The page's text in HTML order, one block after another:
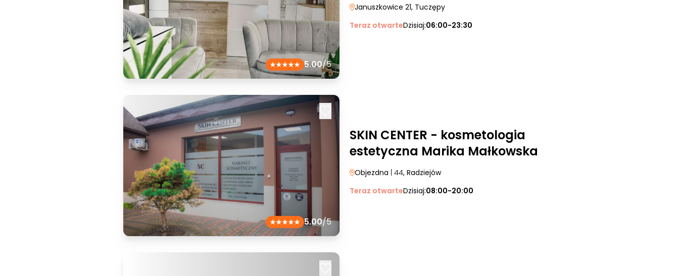
5.00/5
Januszkowice 21, Tuczępy
Teraz otwarteDzisiaj:06:00-23:30
5.00/5
SKIN CENTER - kosmetologia
estetyczna Marika Małkowska
Objezdna | 44, Radziejów
Teraz otwarteDzisiaj:08:00-20:00